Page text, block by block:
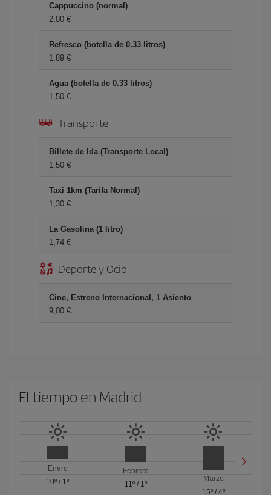
Cappuccino (normal)
2,00 €
Refresco (botella de 0.33 litros)
1,89 €
Agua (botella de 0.33 litros)
1,50 €
Transporte
Billete de Ida (Transporte Local)
1,50 €
Taxi 1km (Tarifa Normal)
1,30 €
La Gasolina (1 litro)
1,74 €
Deporte y Ocio
Cine, Estreno Internacional, 1 Asiento
9,00 €
El tiempo en Madrid
Enero
10º / 1º
Febrero
11º/ 1º
Marzo
15º/ 4º